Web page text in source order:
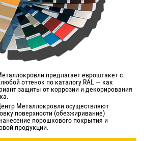
предлагает евроштакет с
оттенок по каталогу RAL — как
защиты от коррозии и декорирования
Металлокровли осуществляют
поверхности (обезжиривание)
порошкового покрытия и
продукции.